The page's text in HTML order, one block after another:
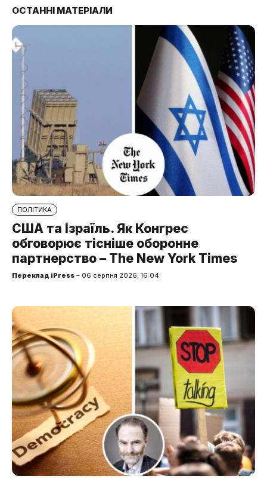
ОСТАННІ МАТЕРІАЛИ
ПОЛІТИКА
США та Ізраїль. Як Конгрес
обговорює тісніше оборонне
партнерство – The New York Times
Переклад iPress – 06 серпня 2026, 16:04